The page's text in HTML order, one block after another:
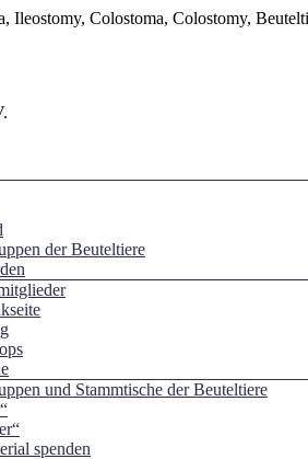
Ileostomy, Colostoma, Colostomy,
der Beuteltiere
und Stammtische der Beuteltiere
spenden